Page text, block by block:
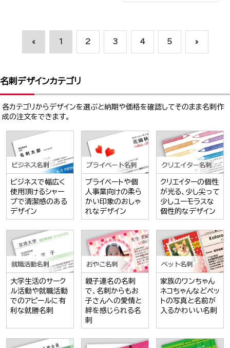
« 1 2 3 4 5 »
名刺デザインカテゴリ
各カテゴリからデザインを選ぶと納期や価格を確認してそのまま名刺作
成の注文をできます。
ビジネスで幅広く
使用頂けるシャー
プで清潔感のある
デザイン
プライベートや個
人事業向けの柔ら
かい印象のおしゃ
れなデザイン
クリエイターの個性
が光る、少し尖って
少しユーモラスな
個性的なデザイン
大学生活のサーク
ル活動や就職活動
でのアピールに有
利な就勝名刺
親子連名の名刺
で、名刺からもお
子さんへの愛情と
絆を感じられる名
刺
家族のワンちゃん
ネコちゃんなどペッ
トの写真と名前が
入るかわいい名刺